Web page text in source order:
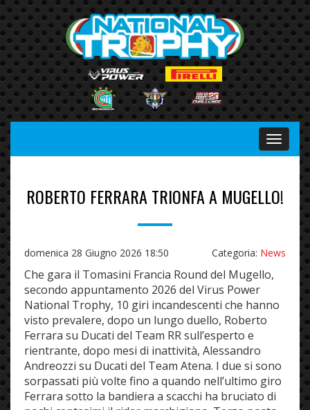
Menu
ROBERTO FERRARA TRIONFA A MUGELLO!
domenica 28 Giugno 2026 18:50 Categoria: News
Che gara il Tomasini Francia Round del Mugello,
secondo appuntamento 2026 del Virus Power
National Trophy, 10 giri incandescenti che hanno
visto prevalere, dopo un lungo duello, Roberto
Ferrara su Ducati del Team RR sull’esperto e
rientrante, dopo mesi di inattività, Alessandro
Andreozzi su Ducati del Team Atena. I due si sono
sorpassati più volte fino a quando nell’ultimo giro
Ferrara sotto la bandiera a scacchi ha bruciato di